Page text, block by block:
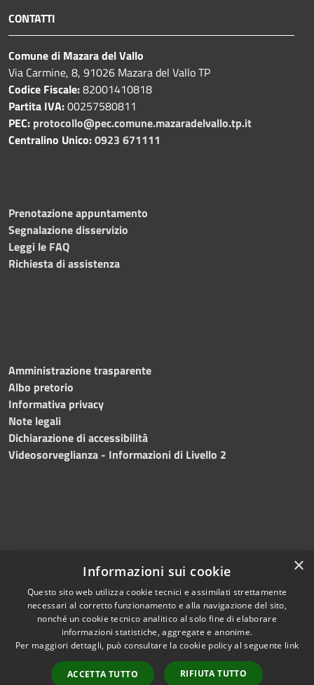
CONTATTI
Comune di Mazara del Vallo
Via Carmine, 8, 91026 Mazara del Vallo TP
Codice Fiscale:82001410818
Partita IVA:00257580811
PEC: protocollo@pec.comune.mazaradelvallo.tp.it
Centralino Unico:0923 671111
Prenotazione appuntamento
Segnalazione disservizio
Leggi le FAQ
Richiesta di assistenza
Amministrazione trasparente
Albo pretorio
Informativa privacy
Note legali
Dichiarazione di accessibilità
Videosorveglianza - Informazioni di Livello 2
Accessibilità
Privacy
Copyright © 2024 •
Comune di Mazara del
Vallo• Powered
byMunicipium• Redazione
×
Informazioni sui cookie
Questo sito web utilizza cookie tecnici e assimilati strettamente
necessari al corretto funzionamento e alla navigazione del sito,
nonché un cookie tecnico analitico al solo fine di elaborare
informazioni statistiche, aggregate e anonime.
Per maggiori dettagli, può consultare la cookie policy al seguente link
ACCETTA TUTTO RIFIUTA TUTTO